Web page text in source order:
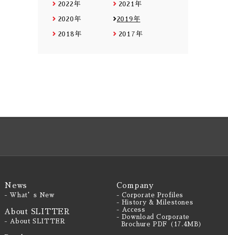
2022年 2021年
2020年 2019年
2018年 2017年
News
- What’s New
About SLITTER
- About SLITTER
Company
- Corporate Profiles
- History & Milestones
- Access
- Download Corporate
Brochure PDF（17.4MB）